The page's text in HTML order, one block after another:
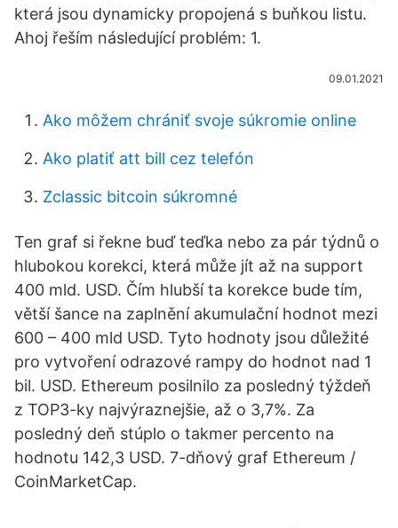
která jsou dynamicky propojená s buňkou listu.
Ahoj řeším následující problém: 1.
09.01.2021
Ako môžem chrániť svoje súkromie online
Ako platiť att bill cez telefón
Zclassic bitcoin súkromné
Ten graf si řekne buď teďka nebo za pár týdnů o
hlubokou korekci, která může jít až na support
400 mld. USD. Čím hlubší ta korekce bude tím,
větší šance na zaplnění akumulační hodnot mezi
600 – 400 mld USD. Tyto hodnoty jsou důležité
pro vytvoření odrazové rampy do hodnot nad 1
bil. USD. Ethereum posilnilo za posledný týždeň
z TOP3-ky najvýraznejšie, až o 3,7%. Za
posledný deň stúplo o takmer percento na
hodnotu 142,3 USD. 7-dňový graf Ethereum /
CoinMarketCap.